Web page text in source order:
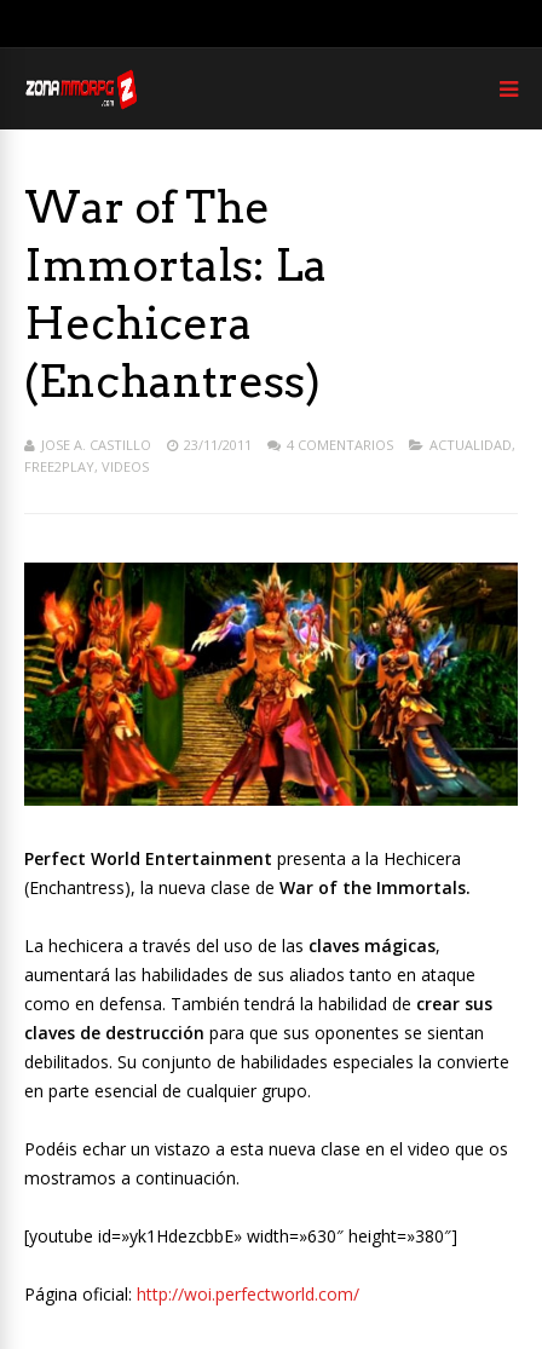
War of The
Immortals: La
Hechicera
(Enchantress)
JOSE A. CASTILLO 23/11/2011 4 COMENTARIOS ACTUALIDAD,
FREE2PLAY, VIDEOS
Perfect World Entertainment presenta a la Hechicera
(Enchantress), la nueva clase de War of the Immortals.
La hechicera a través del uso de las claves mágicas,
aumentará las habilidades de sus aliados tanto en ataque
como en defensa. También tendrá la habilidad de crear sus
claves de destrucción para que sus oponentes se sientan
debilitados. Su conjunto de habilidades especiales la convierte
en parte esencial de cualquier grupo.
Podéis echar un vistazo a esta nueva clase en el video que os
mostramos a continuación.
[youtube id=»yk1HdezcbbE» width=»630″ height=»380″]
Página oficial: http://woi.perfectworld.com/